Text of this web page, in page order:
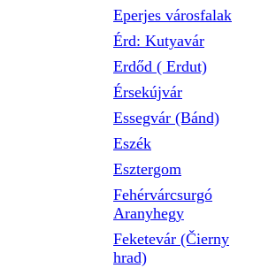
Eperjes városfalak
Érd: Kutyavár
Erdőd ( Erdut)
Érsekújvár
Essegvár (Bánd)
Eszék
Esztergom
Fehérvárcsurgó
Aranyhegy
Feketevár (Čierny
hrad)